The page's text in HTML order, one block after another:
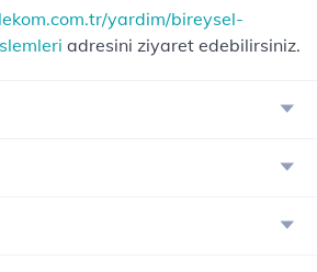
yardim/bireysel-
adresini ziyaret edebilirsiniz.